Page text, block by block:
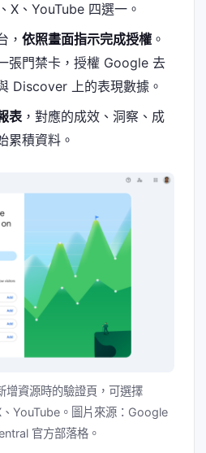
X、YouTube 四選一。
， 依照畫面指示完成授權。
張門禁卡，授權 Google 去
Discover 上的表現數據。
表，對應的成效、洞察、成
累積資料。
資源時的驗證頁，可選擇
YouTube。圖片來源：Google
官方部落格。